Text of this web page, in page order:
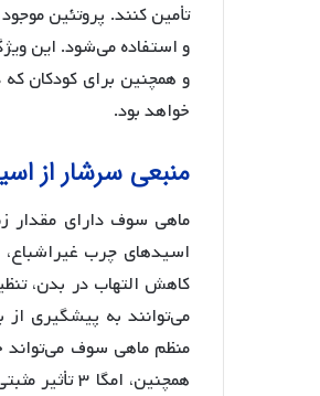
تأمین کنند. پروتئین
و استفاده می‌شود. این
و همچنین برای کودکان
خواهد بود.
منبعی سرشار از
کاهش التهاب در بدن،
می‌توانند به پیشگیری از
منظم ماهی سوف می‌تواند
همچنین،